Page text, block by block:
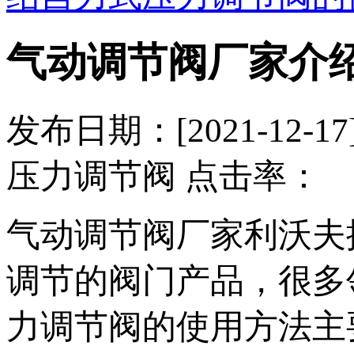
气动调节阀厂家介
发布日期：[2021-12-
压力调节阀 点击率：
气动调节阀厂家利沃
调节的阀门产品，很
力调节阀的使用方法